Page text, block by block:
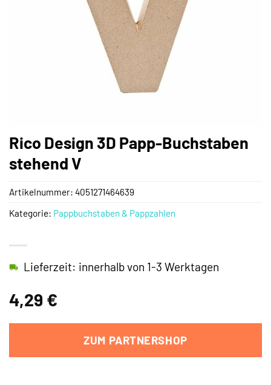
Rico Design 3D Papp-Buchstaben
stehend V
4,29 €
Lieferzeit: innerhalb von 1-3 Werktagen
ZUM PARTNERSHOP
Artikelnummer: 4051271464639
Kategorie: Pappbuchstaben & Pappzahlen